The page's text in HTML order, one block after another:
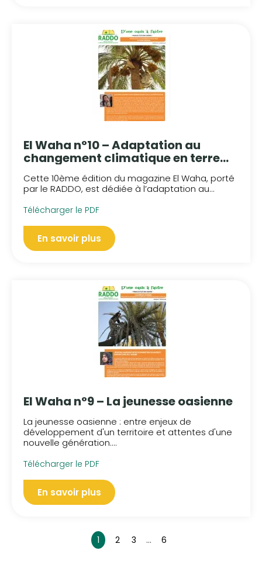
El Waha n°10 – Adaptation au
changement climatique en terre
oasienne
Cette 10ème édition du magazine El Waha, porté
par le RADDO, est dédiée à l’adaptation au...
Télécharger le PDF
En savoir plus
El Waha n°9 – La jeunesse oasienne
La jeunesse oasienne : entre enjeux de
développement d'un territoire et attentes d'une
nouvelle génération....
Télécharger le PDF
En savoir plus
1 2 3 … 6